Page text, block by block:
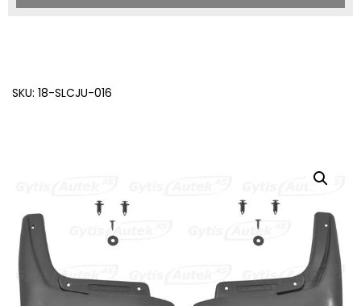
SKU: 18-SLCJU-016